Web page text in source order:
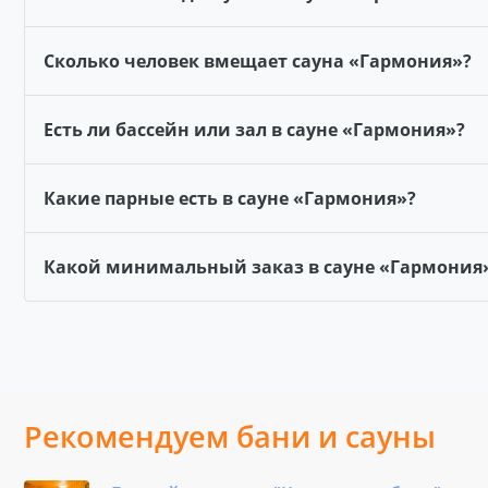
Сколько человек вмещает сауна «Гармония»?
Есть ли бассейн или зал в сауне «Гармония»?
Какие парные есть в сауне «Гармония»?
Какой минимальный заказ в сауне
Рекомендуем бани и сауны